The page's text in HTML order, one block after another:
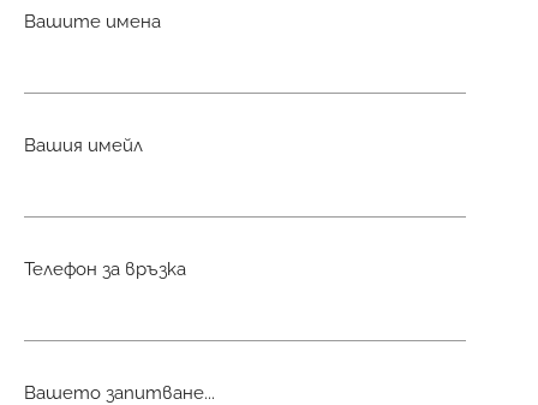
Вашите имена
Вашия имейл
Телефон за връзка
Вашето запитване...